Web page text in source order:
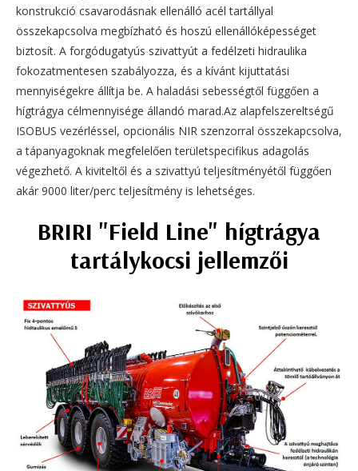
konstrukció csavarodásnak ellenálló acél tartállyal
összekapcsolva megbízható és hoszú ellenállóképességet
biztosít. A forgódugatyús szivattyút a fedélzeti hidraulika
fokozatmentesen szabályozza, és a kívánt kijuttatási
mennyiségekre állítja be. A haladási sebességtől függően a
hígtrágya célmennyisége állandó marad.Az alapfelszereltségű
ISOBUS vezérléssel, opcionális NIR szenzorral összekapcsolva,
a tápanyagoknak megfelelően területspecifikus adagolás
végezhető. A kiviteltől és a szivattyú teljesítményétől függően
akár 9000 liter/perc teljesítmény is lehetséges.
BRIRI "Field Line" hígtrágya
tartálykocsi jellemzői